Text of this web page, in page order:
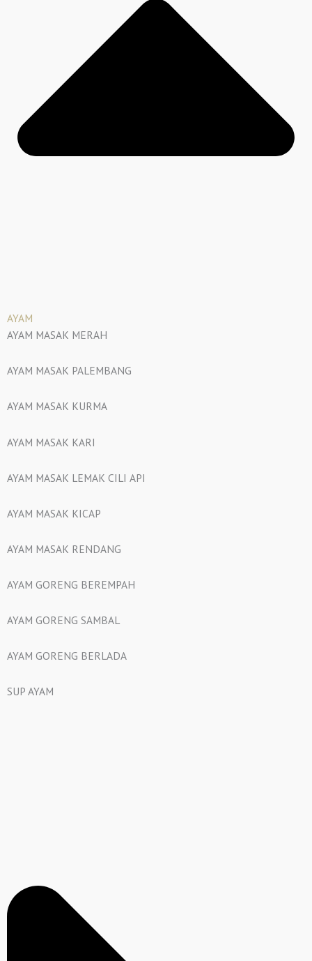
AYAM
AYAM MASAK MERAH
AYAM MASAK PALEMBANG
AYAM MASAK KURMA
AYAM MASAK KARI
AYAM MASAK LEMAK CILI API
AYAM MASAK KICAP
AYAM MASAK RENDANG
AYAM GORENG BEREMPAH
AYAM GORENG SAMBAL
AYAM GORENG BERLADA
SUP AYAM